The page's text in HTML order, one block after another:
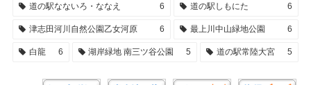
道の駅なないろ・ななえ 6 道の駅しもにた 6
津志田河川自然公園乙女河原 6 最上川中山緑地公園 6
白龍 6 湖岸緑地 南三ツ谷公園 5 道の駅常陸大宮 5